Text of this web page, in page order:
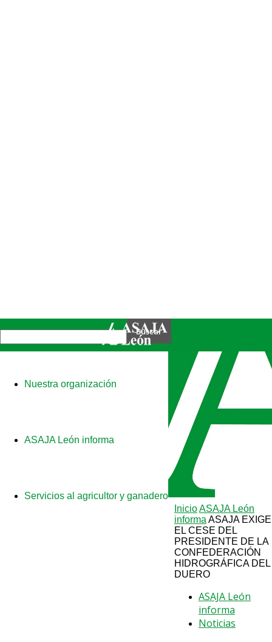
Nuestra organización
ASAJA León informa
Servicios al agricultor y ganadero
InicioASAJA León
informa ASAJA EXIGE
EL CESE DEL
PRESIDENTE DE LA
CONFEDERACIÓN
HIDROGRÁFICA DEL
DUERO
ASAJA León
informa
Noticias